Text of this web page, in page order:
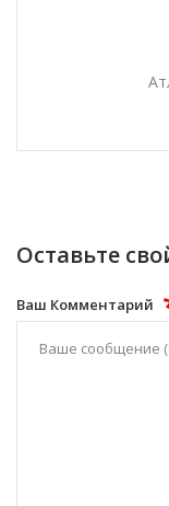
Оставьте
Ваш Комментарий